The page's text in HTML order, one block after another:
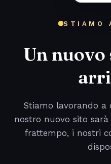
STIAMO
Un
Stiamo lavorando a
nostro nuovo sito
frattempo, i nostri